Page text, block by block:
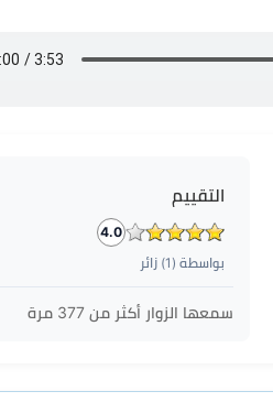
التقييم
4.0
بواسطة ( 1) زائر
سمعها الزوار أكثر من377 مرة